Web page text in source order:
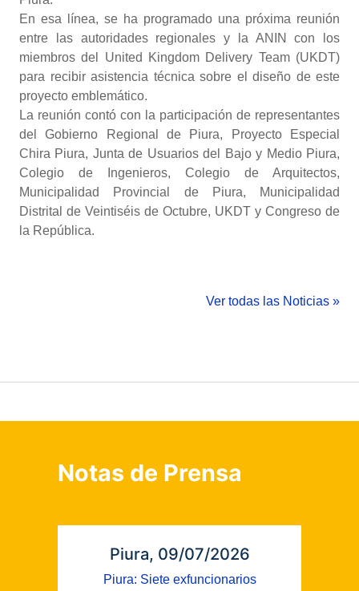
En esa línea, se ha programado una próxima reunión
entre las autoridades regionales y la ANIN con los
miembros del United Kingdom Delivery Team (UKDT)
para recibir asistencia técnica sobre el diseño de este
proyecto emblemático.
La reunión contó con la participación de representantes
del Gobierno Regional de Piura, Proyecto Especial
Chira Piura, Junta de Usuarios del Bajo y Medio Piura,
Colegio de Ingenieros, Colegio de Arquitectos,
Municipalidad Provincial de Piura, Municipalidad
Distrital de Veintiséis de Octubre, UKDT y Congreso de
la República.
Ver todas las Noticias »
Notas de Prensa
Piura, 09/07/2026
Piura: Siete exfuncionarios